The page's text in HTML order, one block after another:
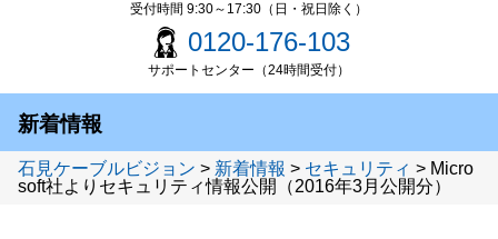
受付時間 9:30～17:30（日・祝日除く）
0120-176-103
サポートセンター（24時間受付）
新着情報
石見ケーブルビジョン > 新着情報 > セキュリティ > Micro
soft社よりセキュリティ情報公開（2016年3月公開分）